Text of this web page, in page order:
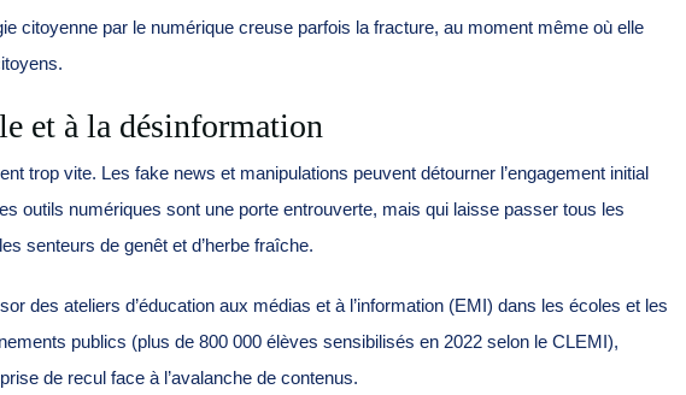
citoyenne par le numérique creuse parfois la fracture, au moment même où elle
et à la désinformation
trop vite. Les fake news et manipulations peuvent détourner l’engagement initial
outils numériques sont une porte entrouverte, mais qui laisse passer tous les
senteurs de genêt et d’herbe fraîche.
des ateliers d’éducation aux médias et à l’information (EMI) dans les écoles et les
publics (plus de 800 000 élèves sensibilisés en 2022 selon le CLEMI),
de recul face à l’avalanche de contenus.